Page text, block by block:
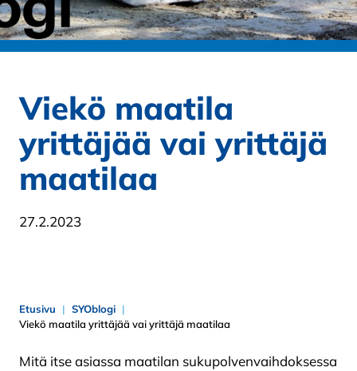
Viekö maatila
yrittäjää vai yrittäjä
maatilaa
27.2.2023
Etusivu
SYOblogi
Viekö maatila yrittäjää vai yrittäjä maatilaa
Mitä itse asiassa maatilan sukupolvenvaihdoksessa